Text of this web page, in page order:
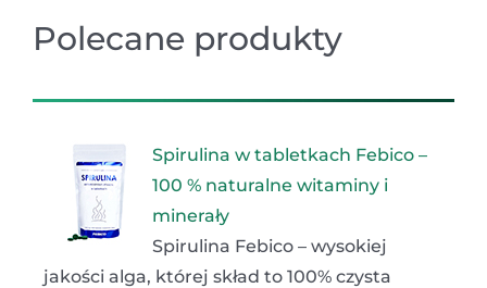
Polecane produkty
Spirulina w tabletkach Febico –
100 % naturalne witaminy i
minerały
Spirulina Febico – wysokiej
jakości alga, której skład to 100% czysta